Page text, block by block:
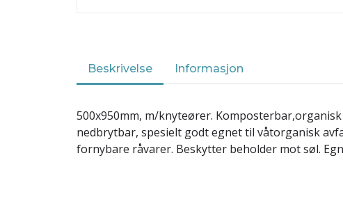
Beskrivelse Informasjon
500x950mm, m/knyteører.
nedbrytbar, spesielt godt egnet til våtorganisk
fornybare råvarer. Beskytter beholder mot søl.